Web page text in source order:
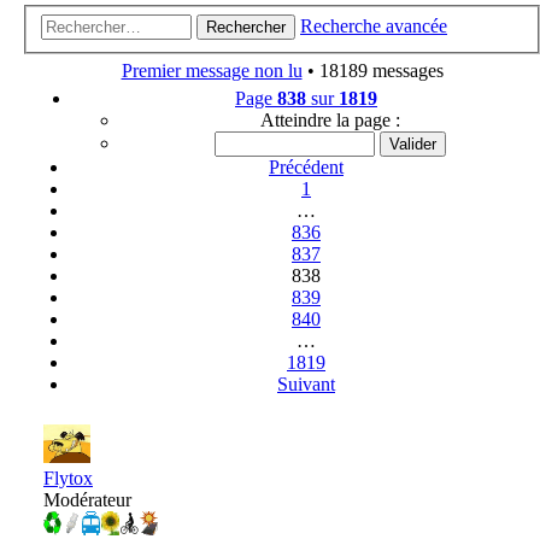
Rechercher Recherche avancée
Premier message non lu • 18189 messages
Page 838 sur 1819
Atteindre la page :
Précédent
1
…
836
837
838
839
840
…
1819
Suivant
Flytox
Modérateur